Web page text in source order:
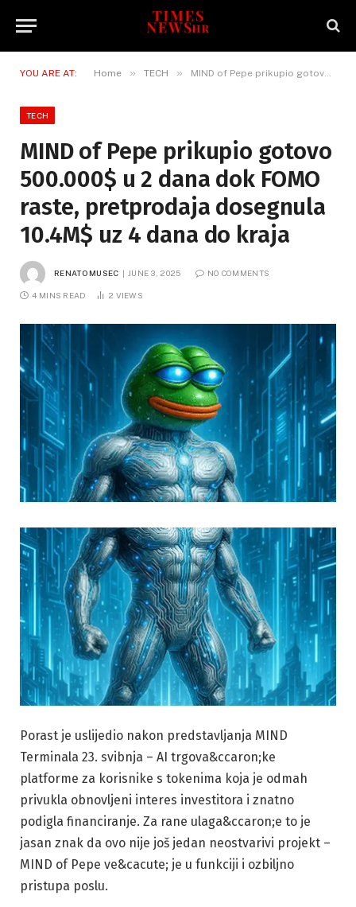
YOU ARE AT: Home » TECH » MIND of Pepe prikupio gotovo 500.000$ u 2 dana dok FOMO raste, pretprodaja dosegnula 10.4M$ uz 4 dana do kraja
TECH
MIND of Pepe prikupio gotovo
500.000$ u 2 dana dok FOMO
raste, pretprodaja dosegnula
10.4M$ uz 4 dana do kraja
RENATO MUSEC JUNE 3, 2025 NO COMMENTS
4 MINS READ 2 VIEWS
Porast je uslijedio nakon predstavljanja MIND
Terminala 23. svibnja – AI trgova&ccaron;ke
platforme za korisnike s tokenima koja je odmah
privukla obnovljeni interes investitora i znatno
podigla financiranje. Za rane ulaga&ccaron;e to je
jasan znak da ovo nije još jedan neostvarivi projekt –
MIND of Pepe ve&cacute; je u funkciji i ozbiljno
pristupa poslu.